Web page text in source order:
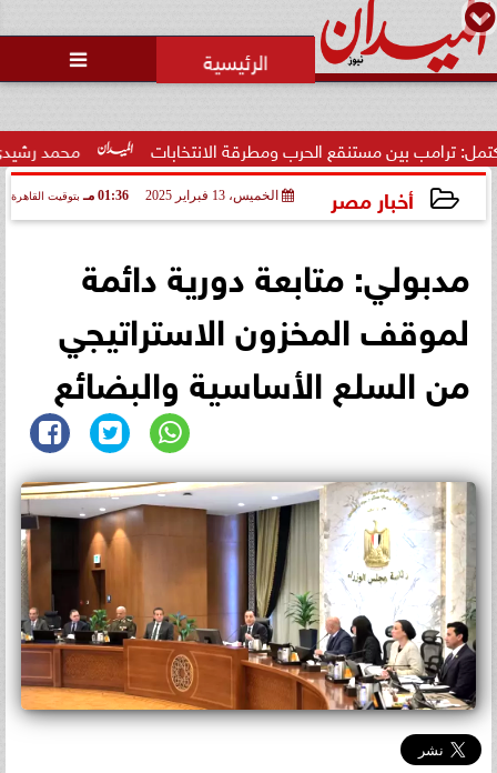

محمد رشيدي: لقاء بين مستنقع الحرب ومطرقة الانتخابات
أخبار مصر الخميس، 13 فبراير 2025 01:36 مـ بتوقيت القاهرة
مدبولي: متابعة دورية دائمة
لموقف المخزون الاستراتيجي
من السلع الأساسية والبضائع